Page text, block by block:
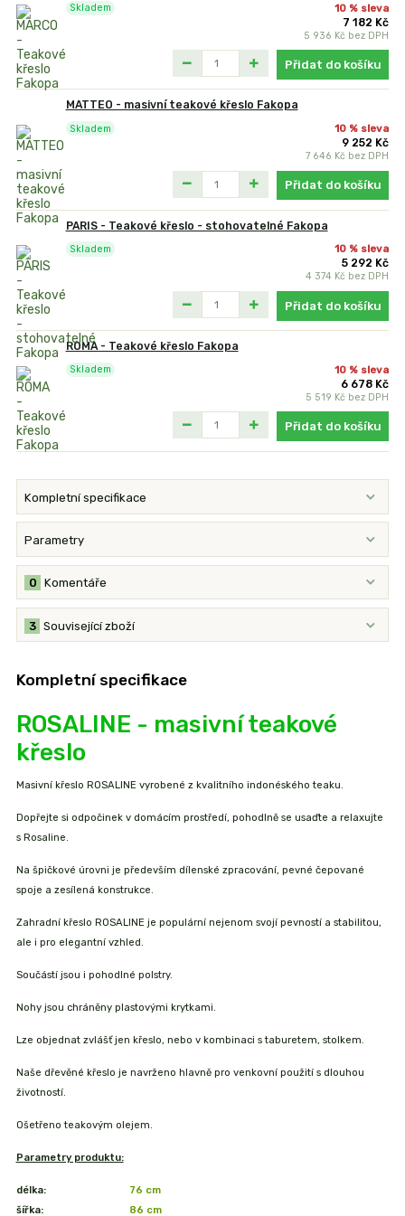
10 % sleva
7 182 Kč
5 936 Kč bez DPH
Skladem
Přidat do košíku
MATTEO - masivní teakové křeslo Fakopa
10 % sleva
9 252 Kč
7 646 Kč bez DPH
Skladem
Přidat do košíku
PARIS - Teakové křeslo - stohovatelné Fakopa
10 % sleva
5 292 Kč
4 374 Kč bez DPH
Skladem
Přidat do košíku
ROMA - Teakové křeslo Fakopa
10 % sleva
6 678 Kč
5 519 Kč bez DPH
Skladem
Přidat do košíku
Kompletní specifikace
Parametry
Komentáře
0
Související zboží
3
Kompletní specifikace
ROSALINE - masivní teakové
křeslo
Masivní křeslo ROSALINE vyrobené z kvalitního indonéského teaku.
Dopřejte si odpočinek v domácím prostředí, pohodlně se usaďte a relaxujte
s Rosaline.
Na špičkové úrovni je především dílenské zpracování, pevné čepované
spoje a zesílená konstrukce.
Zahradní křeslo ROSALINE je populární nejenom svojí pevností a stabilitou,
ale i pro elegantní vzhled.
Součástí jsou i pohodlné polstry.
Nohy jsou chráněny plastovými krytkami.
Lze objednat zvlášť jen křeslo, nebo v kombinaci s taburetem, stolkem.
Naše dřevěné křeslo je navrženo hlavně pro venkovní použití s dlouhou
životností.
Ošetřeno teakovým olejem.
Parametry produktu:
délka:
76 cm
šířka:
86 cm